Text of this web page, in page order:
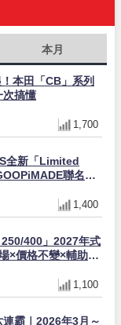
本月
本田「CB」系列
次搞懂
1,700
全新「Limited
聯名包
1,400
400」2027年式
×價格不變×輔助滑
1,100
霸｜2026年3月～